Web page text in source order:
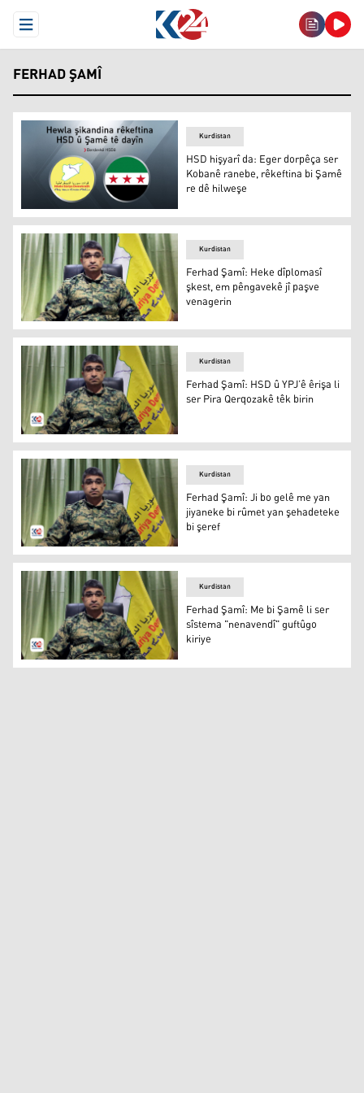
Open Menu
FERHAD ŞAMÎ
HSD hişyarî da: Eger dorpêça ser Kobanê ranebe,
Kurdistan
HSD hişyarî da: Eger dorpêça ser
Kobanê ranebe, rêkeftina bi Şamê
re dê hilweşe
Ferhad Şamî
Kurdistan
Ferhad Şamî: Heke dîplomasî
şkest, em pêngavekê jî paşve
venagerin
Ferhad Şamî: HSD û YPJ’ê êrişa li ser Pira Qerqozakê
Kurdistan
Ferhad Şamî: HSD û YPJ’ê êrişa li
ser Pira Qerqozakê têk birin
Ferhad Şamî: Ji bo gelê me yan jiyaneke bi rûmet yan
Kurdistan
Ferhad Şamî: Ji bo gelê me yan
jiyaneke bi rûmet yan şehadeteke
bi şeref
Ferhad Şamî: Me bi Şamê li ser sîstema "nenavendî"
Kurdistan
Ferhad Şamî: Me bi Şamê li ser
sîstema "nenavendî" guftûgo
kiriye